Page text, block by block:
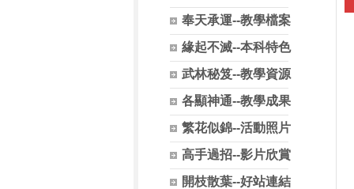
奉天承運--教學檔案
緣起不滅--本科特色
武林秘笈--教學資源
各顯神通--教學成果
繁花似錦--活動照片
高手過招--影片欣賞
開枝散葉--好站連結